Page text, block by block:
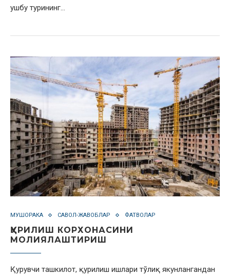
ушбу турининг…
МУШОРАКА САВОЛ-ЖАВОБЛАР ФАТВОЛАР
ҚУРИЛИШ КОРХОНАСИНИ
МОЛИЯЛАШТИРИШ
Қурувчи ташкилот, қурилиш ишлари тўлиқ якунлангандан